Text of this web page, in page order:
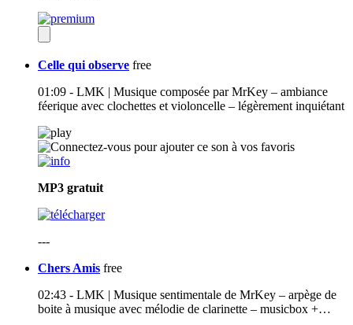
Celle qui observe free
01:09 - LMK | Musique composée par MrKey – ambiance
féerique avec clochettes et violoncelle – légèrement inquiétant
MP3 gratuit
---
Chers Amis free
02:43 - LMK | Musique sentimentale de MrKey – arpège de
boite à musique avec mélodie de clarinette – musicbox +…